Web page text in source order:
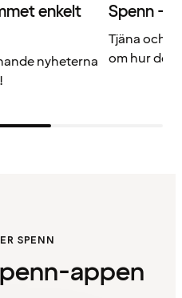
enkelt
nyheterna
Spenn –
Tjäna och
om hur det
SPENN
appen